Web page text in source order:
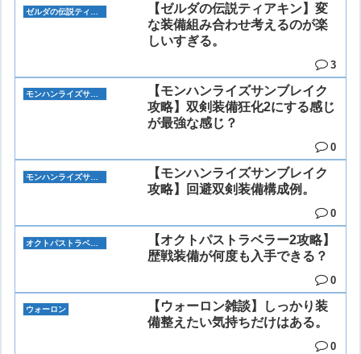
【ゼルダの伝説ティアキン】変
な装備組み合わせ考えるのが楽
しいすぎる。
3
モンハンライズサンブレイク
【モンハンライズサンブレイク
攻略】双剣装備狂化2にする感じ
が最強な感じ？
0
モンハンライズサンブレイク
【モンハンライズサンブレイク
攻略】回避双剣装備構成例。
0
オクトパストラベラー2
【オクトパストラベラー2攻略】
歴戦装備が何度も入手できる？
0
ウォーロン
【ウォーロン雑談】しっかり装
備整えたい気持ちだけはある。
0